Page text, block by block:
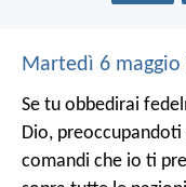
Martedì 6 maggio
Se tu obbedirai
Dio,
comandi che io ti